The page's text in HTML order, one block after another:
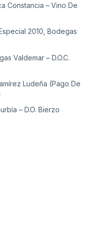
Constancia – Vino De
2010, Bodegas
Valdemar – D.O.C.
Ludeña (Pago De
– D.O. Bierzo